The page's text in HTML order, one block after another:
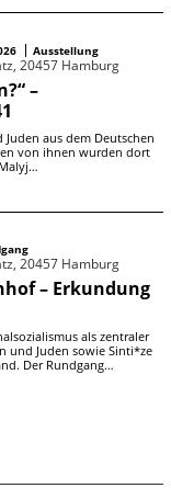
Ausstellung
20457 Hamburg
–
aus dem Deutschen
von ihnen wurden dort
20457 Hamburg
– Erkundung
als zentraler
und Juden sowie Sinti*ze
Der Rundgang…